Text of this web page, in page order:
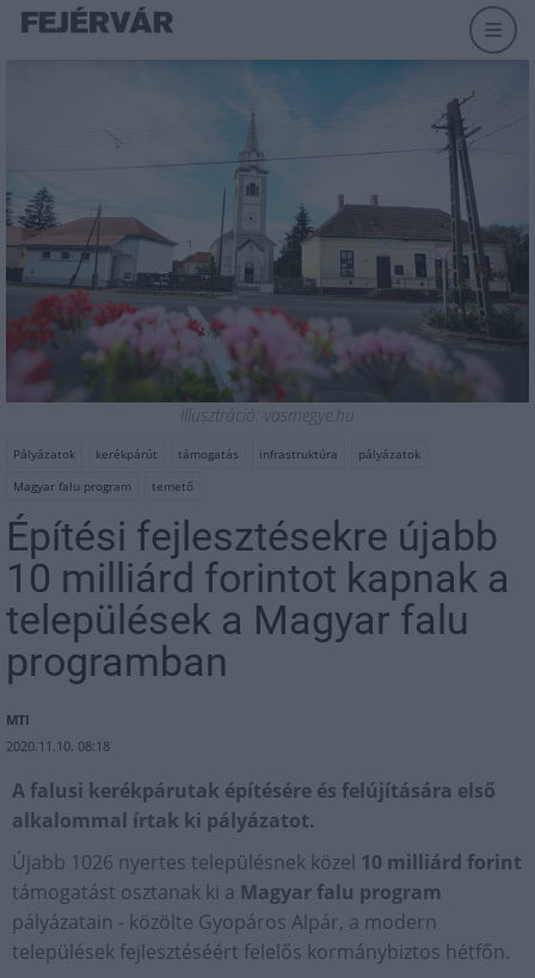
Illusztráció: vasmegye.hu
Pályázatok kerékpárút támogatás infrastruktúra
pályázatok
Magyar falu program
temető
Építési fejlesztésekre újabb
10 milliárd forintot kapnak a
települések a Magyar falu
programban
MTI
2020.11.10. 08:18
A falusi kerékpárutak építésére és felújítására első
alkalommal írtak ki pályázatot.
Újabb 1026 nyertes településnek közel 10 milliárd forint
támogatást osztanak ki a Magyar falu program
pályázatain - közölte Gyopáros Alpár, a modern
települések fejlesztéséért felelős kormánybiztos hétfőn.